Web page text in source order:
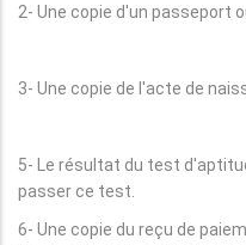
2- Une copie d'un passeport
3- Une copie de l'acte de
5- Le résultat du test
passer ce test.
6- Une copie du reçu de